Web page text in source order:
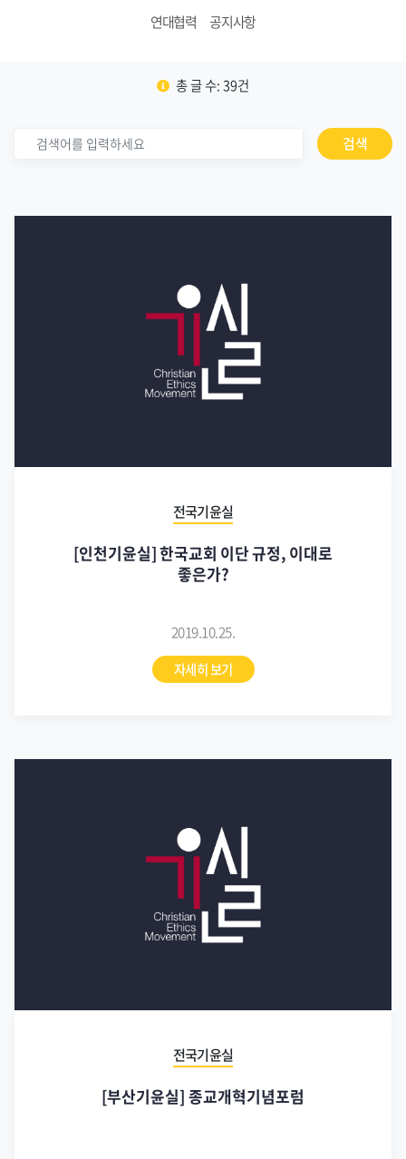
연대협력
공지사항
총 글 수: 39건
검색
전국기윤실
[인천기윤실] 한국교회 이단 규정, 이대로
좋은가?
2019.10.25.
자세히 보기
전국기윤실
[부산기윤실] 종교개혁기념포럼